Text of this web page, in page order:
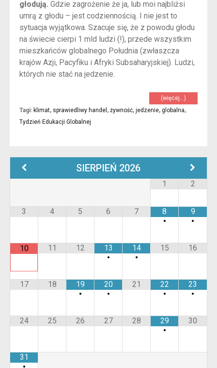
głodują. Gdzie zagrożenie że ja, lub moi najbliżsi
umrą z głodu – jest codziennością. I nie jest to
sytuacja wyjątkowa. Szacuje się, że z powodu głodu
na świecie cierpi 1 mld ludzi (!), przede wszystkim
mieszkańców globalnego Południa (zwłaszcza
krajów Azji, Pacyfiku i Afryki Subsaharyjskiej). Ludzi,
których nie stać na jedzenie.
(więcej…)
Tagi: klimat, sprawiedliwy handel , żywność, jedzenie, globalna,
Tydzień Edukacji Globalnej
SIERPIEŃ 2026
1 2
3 4 5 6 7
8
•
9
•
10 11 12
13
•
14
•
15 16
17 18
19
•
20
•
21
22
•
23
•
24 25 26 27 28
29
•
30
31